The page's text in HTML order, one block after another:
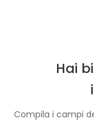
Hai
Compila i campi